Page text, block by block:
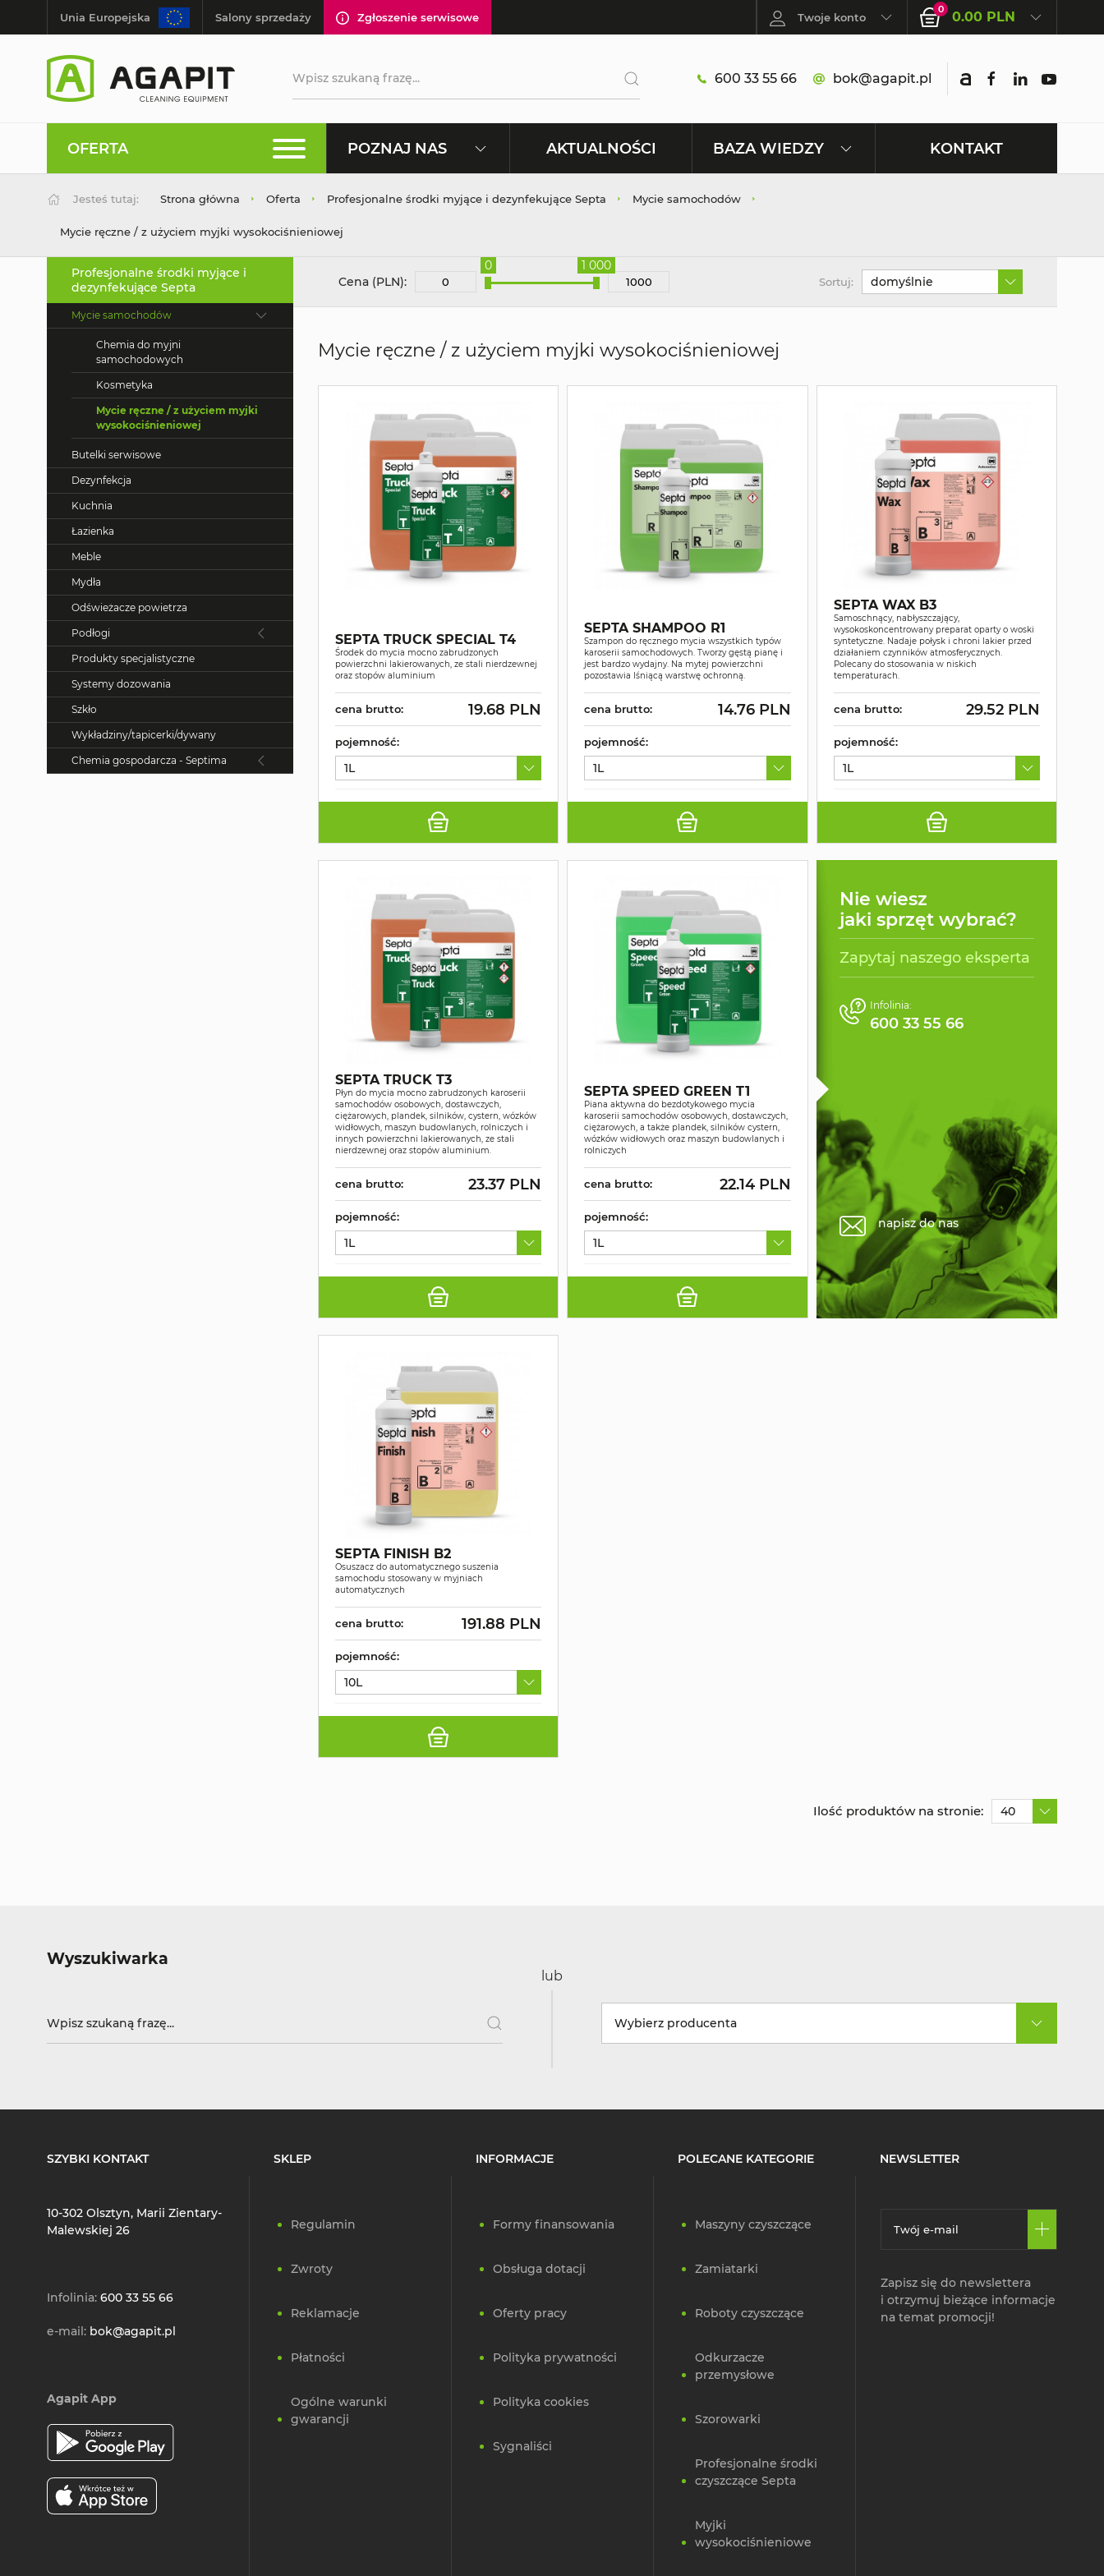
Unia Europejska Salony sprzedaży Zgłoszenie serwisowe Twoje konto
0 0.00 PLN
600 33 55 66 bok@agapit.pl
OFERTA POZNAJ NAS AKTUALNOŚCI BAZA WIEDZY KONTAKT
Jesteś tutaj: Strona główna Oferta Profesjonalne środki myjące i dezynfekujące Septa Mycie samochodów
Mycie ręczne / z użyciem myjki wysokociśnieniowej
Profesjonalne środki myjące i
dezynfekujące Septa
Mycie samochodów
Chemia do myjni
samochodowych
Kosmetyka
Mycie ręczne / z użyciem myjki
wysokociśnieniowej
Butelki serwisowe
Dezynfekcja
Kuchnia
Łazienka
Meble
Mydła
Odświeżacze powietrza
Podłogi
Produkty specjalistyczne
Systemy dozowania
Szkło
Wykładziny/tapicerki/dywany
Chemia gospodarcza - Septima
Cena (PLN):
0 1 000
Sortuj: domyślnie
Mycie ręczne / z użyciem myjki wysokociśnieniowej
SEPTA TRUCK SPECIAL T4
Środek do mycia mocno zabrudzonych
powierzchni lakierowanych, ze stali nierdzewnej
oraz stopów aluminium
cena brutto: 19.68 PLN
pojemność:
1L
SEPTA SHAMPOO R1
Szampon do ręcznego mycia wszystkich typów
karoserii samochodowych. Tworzy gęstą pianę i
jest bardzo wydajny. Na mytej powierzchni
pozostawia lśniącą warstwę ochronną.
cena brutto: 14.76 PLN
pojemność:
1L
SEPTA WAX B3
Samoschnący, nabłyszczający,
wysokoskoncentrowany preparat oparty o woski
syntetyczne. Nadaje połysk i chroni lakier przed
działaniem czynników atmosferycznych.
Polecany do stosowania w niskich
temperaturach.
cena brutto: 29.52 PLN
pojemność:
1L
SEPTA TRUCK T3
Płyn do mycia mocno zabrudzonych karoserii
samochodów osobowych, dostawczych,
ciężarowych, plandek, silników, cystern, wózków
widłowych, maszyn budowlanych, rolniczych i
innych powierzchni lakierowanych, ze stali
nierdzewnej oraz stopów aluminium.
cena brutto: 23.37 PLN
pojemność:
1L
SEPTA SPEED GREEN T1
Piana aktywna do bezdotykowego mycia
karoserii samochodów osobowych, dostawczych,
ciężarowych, a także plandek, silników cystern,
wózków widłowych oraz maszyn budowlanych i
rolniczych
cena brutto: 22.14 PLN
pojemność:
1L
Nie wiesz
jaki sprzęt wybrać?
Zapytaj naszego eksperta
Infolinia:
600 33 55 66
napisz do nas
SEPTA FINISH B2
Osuszacz do automatycznego suszenia
samochodu stosowany w myjniach
automatycznych
cena brutto: 191.88 PLN
pojemność:
10L
Ilość produktów na stronie: 40
Wyszukiwarka
lub
Wybierz producenta
SZYBKI KONTAKT
10-302 Olsztyn, Marii Zientary-
Malewskiej 26
Infolinia: 600 33 55 66
e-mail: bok@agapit.pl
Agapit App
SKLEP
Regulamin
Zwroty
Reklamacje
Płatności
Ogólne warunki
gwarancji
INFORMACJE
Formy finansowania
Obsługa dotacji
Oferty pracy
Polityka prywatności
Polityka cookies
Sygnaliści
POLECANE KATEGORIE
Maszyny czyszczące
Zamiatarki
Roboty czyszczące
Odkurzacze
przemysłowe
Szorowarki
Profesjonalne środki
czyszczące Septa
Myjki
wysokociśnieniowe
NEWSLETTER
Zapisz się do newslettera
i otrzymuj bieżące informacje
na temat promocji!